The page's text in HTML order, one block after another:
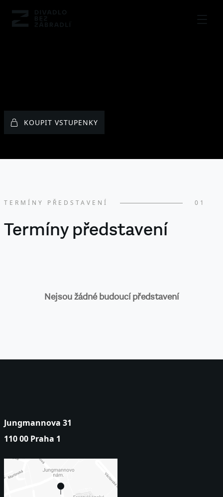
KOUPIT VSTUPENKY
Termíny představení
TERMÍNY PŘEDSTAVENÍ 01
Nejsou žádné budoucí představení
Jungmannova 31
110 00 Praha 1